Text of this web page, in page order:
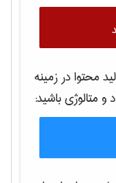
محتوا در زمینه
و متالوژیباشید: